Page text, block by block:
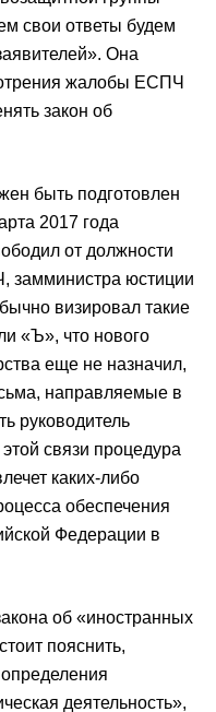
свои ответы будем
Она
жалобы ЕСПЧ
закон об
быть подготовлен
2017 года
от должности
замминистра юстиции
визировал такие
«Ъ», что нового
еще не назначил,
направляемые в
руководитель
связи процедура
каких-либо
обеспечения
Федерации в
об «иностранных
пояснить,
деятельность»,